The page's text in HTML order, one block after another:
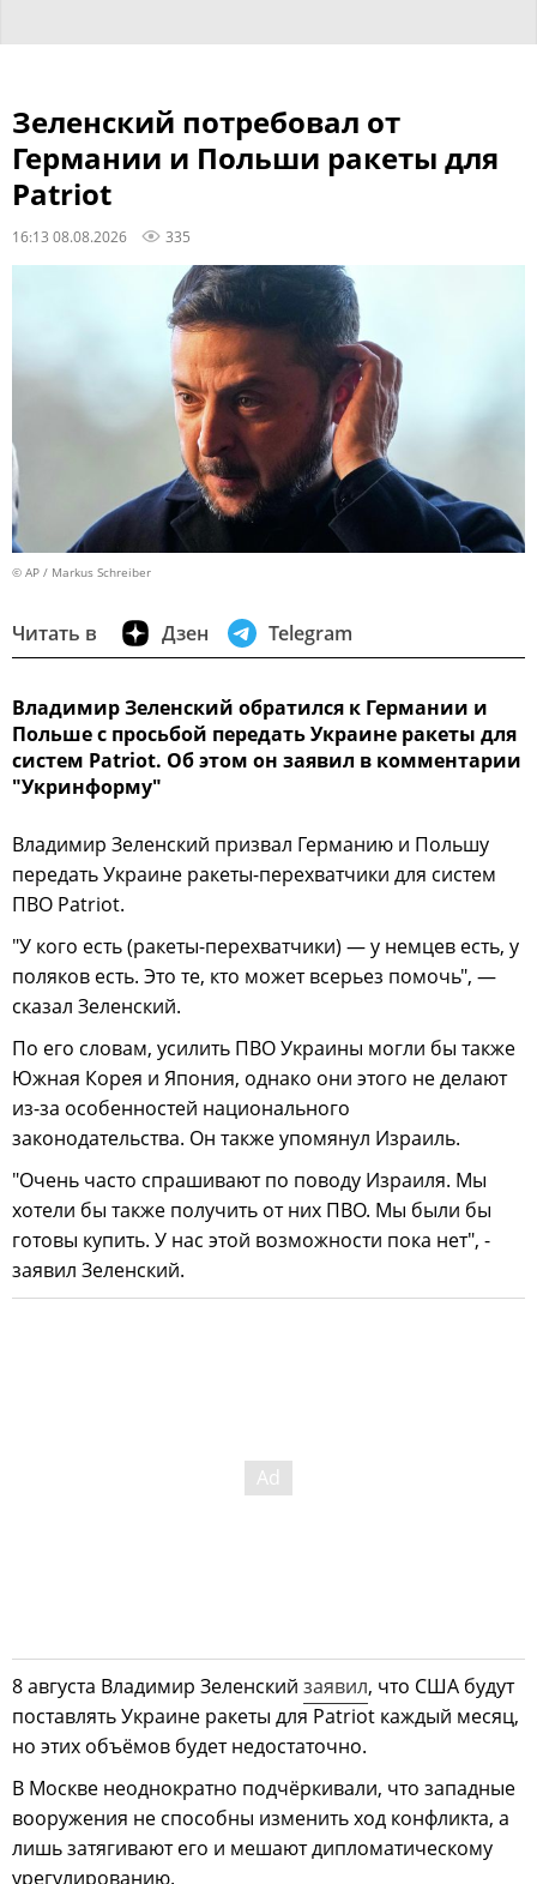
Зеленский потребовал от
Германии и Польши ракеты для
Patriot
16:13 08.08.2026 335
© AP / Markus Schreiber
Читать в Дзен Telegram
Владимир Зеленский обратился к Германии и
Польше с просьбой передать Украине ракеты для
систем Patriot. Об этом он заявил в комментарии
"Укринформу"
Владимир Зеленский призвал Германию и Польшу
передать Украине ракеты-перехватчики для систем
ПВО Patriot.
"У кого есть (ракеты-перехватчики) — у немцев есть, у
поляков есть. Это те, кто может всерьез помочь", —
сказал Зеленский.
По его словам, усилить ПВО Украины могли бы также
Южная Корея и Япония, однако они этого не делают
из-за особенностей национального
законодательства. Он также упомянул Израиль.
"Очень часто спрашивают по поводу Израиля. Мы
хотели бы также получить от них ПВО. Мы были бы
готовы купить. У нас этой возможности пока нет", -
заявил Зеленский.
8 августа Владимир Зеленский заявил, что США будут
поставлять Украине ракеты для Patriot каждый месяц,
но этих объёмов будет недостаточно.
В Москве неоднократно подчёркивали, что западные
вооружения не способны изменить ход конфликта, а
лишь затягивают его и мешают дипломатическому
урегулированию.